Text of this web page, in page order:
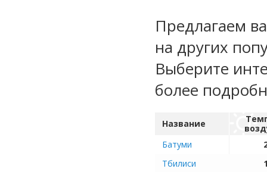
Предлагаем
на других
Выберите
более
Название
Батуми
Тбилиси